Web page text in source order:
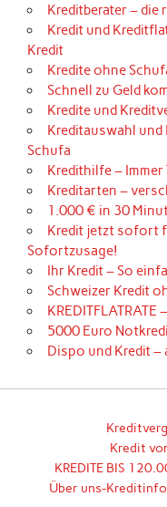
Kreditberater –
Kredit und
Kredit
Kredite ohne
Schnell zu Geld
Kredite und
Kreditauswahl
Schufa
Kredithilfe –
Kreditarten –
1.000 € in 30
Kredit jetzt sofort
Sofortzusage!
Ihr Kredit – So
Schweizer Kredit
5000 Euro
Dispo und Kredit
Kredit
KREDITE BIS
Über uns-